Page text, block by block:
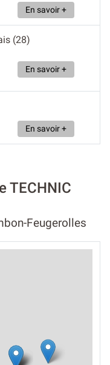
En savoir +
(28)
En savoir +
En savoir +
TECHNIC
Feugerolles